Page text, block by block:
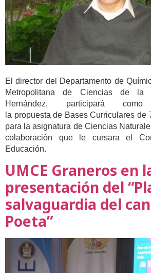
El director del Departamento de
Metropolitana de Ciencias de la
Hernández, participará
la propuesta de Bases Curriculares de
para la asignatura de Ciencias
colaboración que le cursara el
Educación.
UMCE Graneros en
presentación del
salvaguardia del
Poeta”